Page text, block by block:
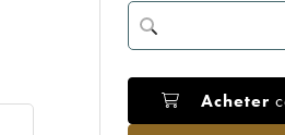
Acheter